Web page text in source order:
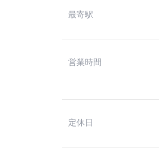
最寄駅
営業時間
定休日